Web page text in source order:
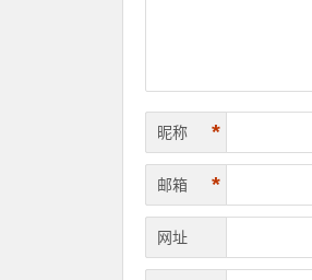
昵称 *
邮箱 *
网址